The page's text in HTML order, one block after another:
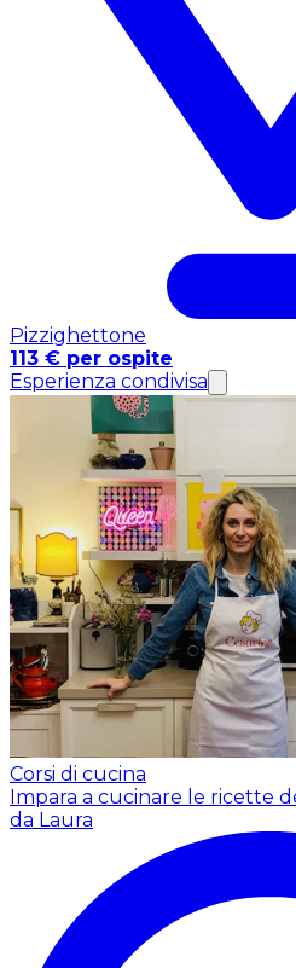
Pizzighettone
113 € per ospite
Esperienza condivisa
Corsi di cucina
Impara a cucinare le ricette
da Laura